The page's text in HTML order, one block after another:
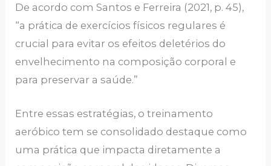
De acordo com Santos e Ferreira (2021, p. 45),
“a prática de exercícios físicos regulares é
crucial para evitar os efeitos deletérios do
envelhecimento na composição corporal e
para preservar a saúde.”
Entre essas estratégias, o treinamento
aeróbico tem se consolidado destaque como
uma prática que impacta diretamente a